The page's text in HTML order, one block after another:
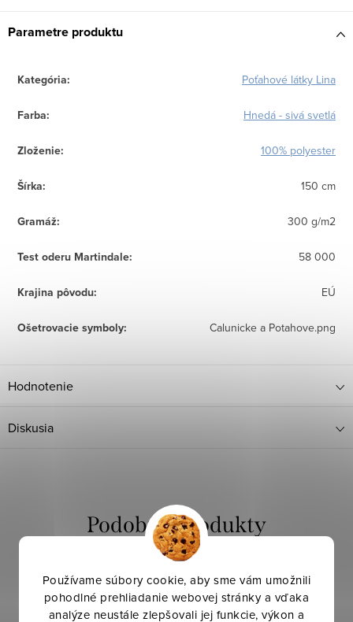
Používame súbory cookie, aby sme vám umožnili
pohodlné prehliadanie webovej stránky a vďaka
analýze neustále zlepšovali jej funkcie, výkon a
Parametre produktu
Kategória: Poťahové látky Lina
Farba: Hnedá - sivá svetlá
Zloženie: 100% polyester
Šírka: 150 cm
Gramáž: 300 g/m2
Test oderu Martindale: 58 000
Krajina pôvodu: EÚ
Ošetrovacie symboly: Calunicke a Potahove.png
Hodnotenie
Diskusia